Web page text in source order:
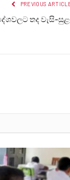
PREVIOUS
තද වැසි-